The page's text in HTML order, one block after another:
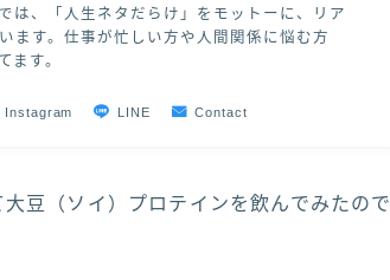
は、「人生ネタだらけ」をモットーに、リア
ます。仕事が忙しい方や人間関係に悩む方
ます。
Instagram LINE Contact
豆（ソイ）プロテインを飲んでみたので